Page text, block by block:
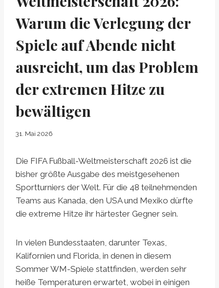
Warum die Verlegung der
Spiele auf Abende nicht
ausreicht, um das Problem
der extremen Hitze zu
bewältigen
31. Mai 2026
Die FIFA Fußball-Weltmeisterschaft 2026 ist die
bisher größte Ausgabe des meistgesehenen
Sportturniers der Welt. Für die 48 teilnehmenden
Teams aus Kanada, den USA und Mexiko dürfte
die extreme Hitze ihr härtester Gegner sein.
In vielen Bundesstaaten, darunter Texas,
Kalifornien und Florida, in denen in diesem
Sommer WM-Spiele stattfinden, werden sehr
heiße Temperaturen erwartet, wobei in einigen